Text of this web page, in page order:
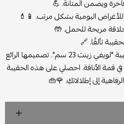
ويضمن المتانة. 💪
اليومية بشكل مرتب. 📱💄
مريحة للحمل. 🤲
تألقًا. 🔗
جمعي بين الأناقة والأداء مع حقيبة "لويفي زينث 23 سم". تصميمها الرائع
قمة الأناقة. احصلي على هذه الحقيبة
إلى إطلالاتكِ. 🌹👜